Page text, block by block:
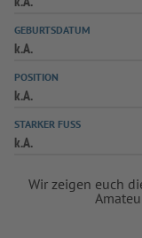
GEBURTSDATUM
k.A.
POSITION
k.A.
STARKER FUSS
k.A.
Wir zeigen euch